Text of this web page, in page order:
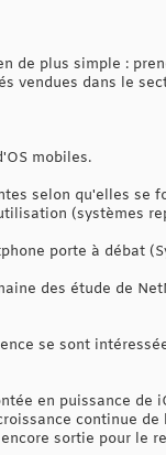
de plus simple :
vendues dans le
mobiles.
selon qu'elles se
(systèmes
porte à débat
des étude de
se sont
en puissance
continue
sortie pour le